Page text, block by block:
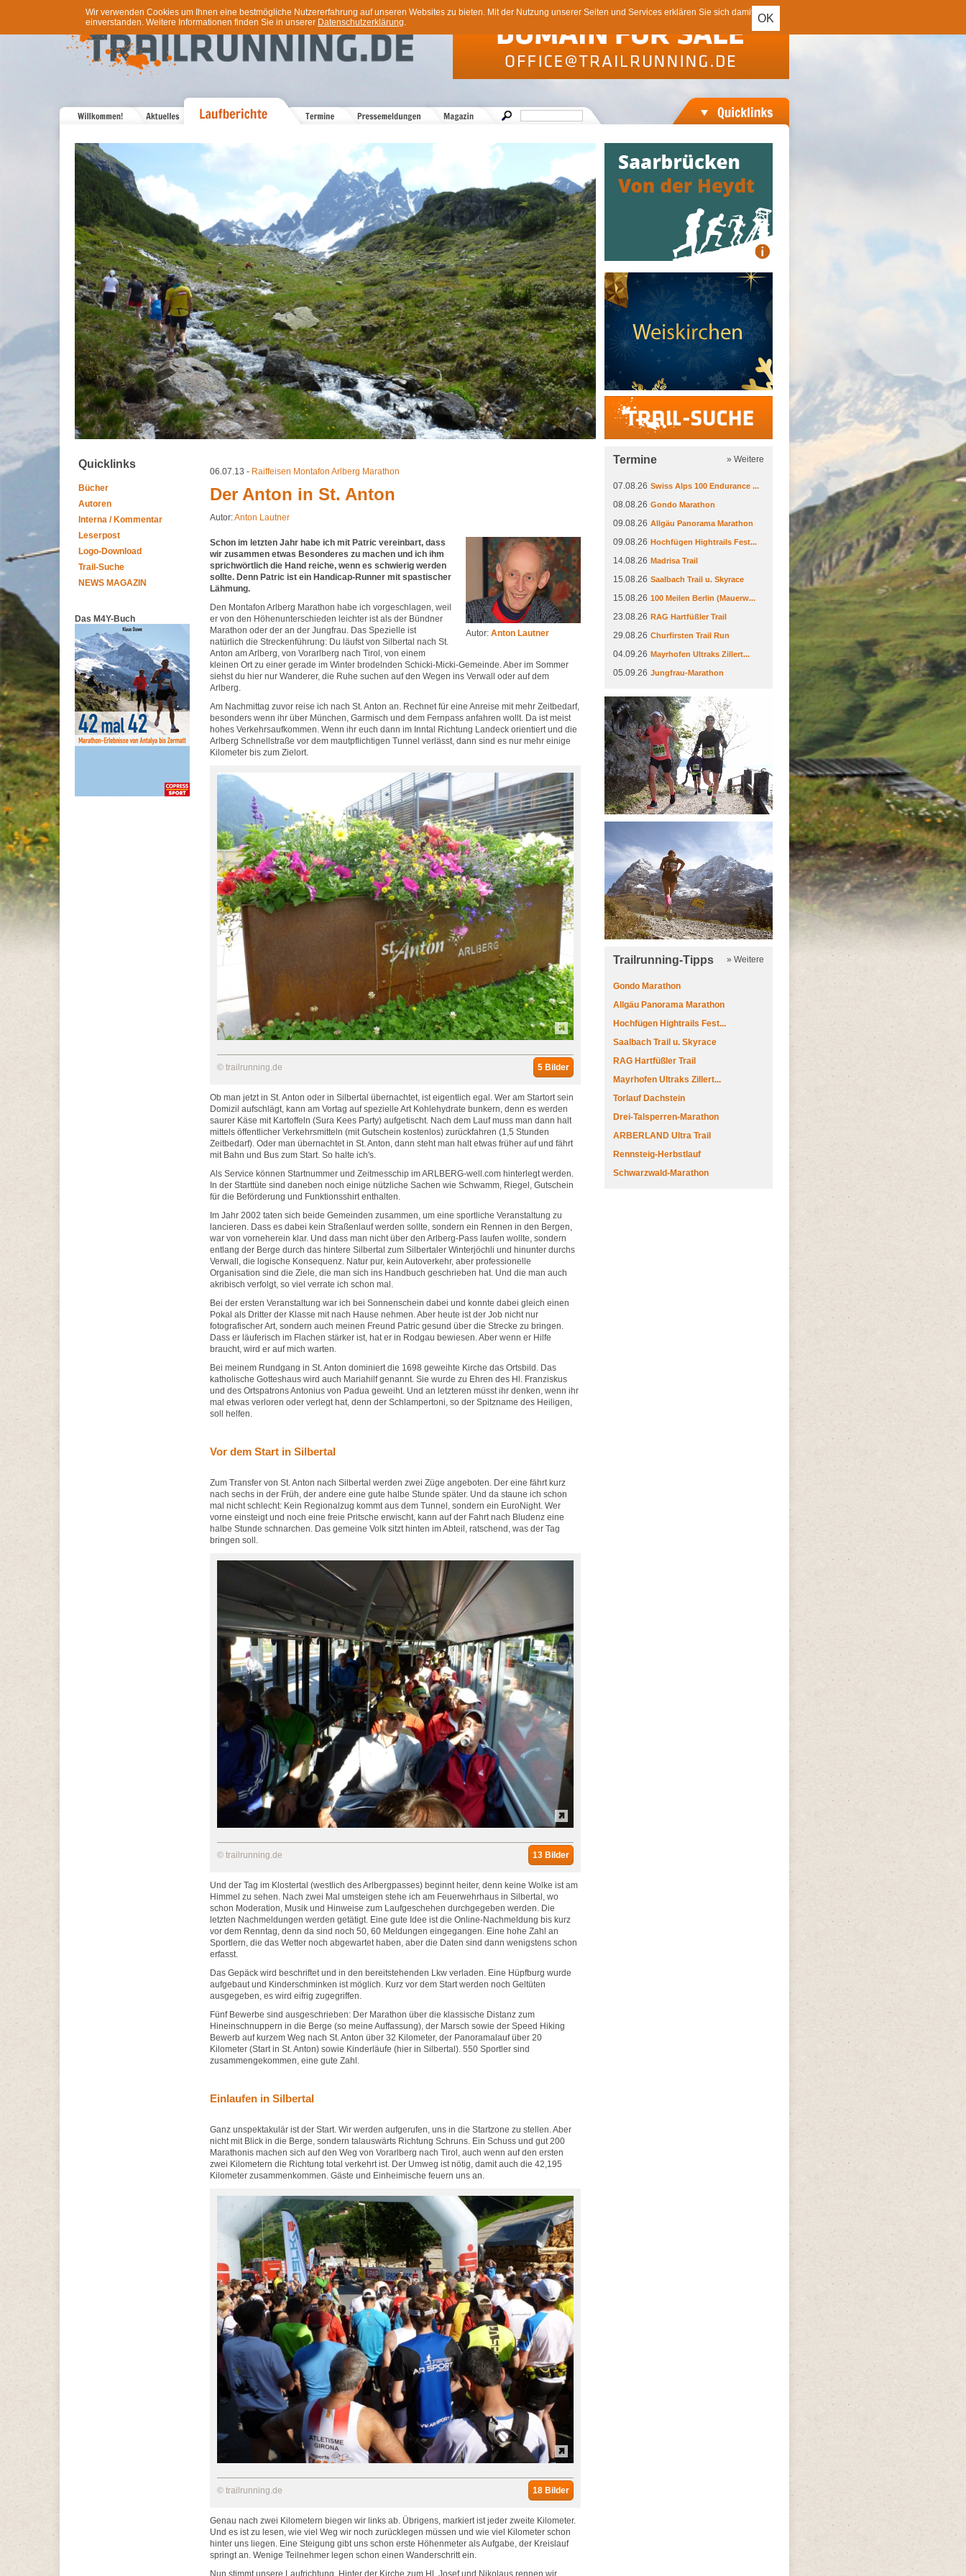
OK
Wir verwenden Cookies um Ihnen eine bestmögliche Nutzererfahrung auf unseren Websites zu bieten. Mit der Nutzung unserer Seiten und Services erklären Sie sich damit
einverstanden. Weitere Informationen finden Sie in unserer Datenschutzerklärung.
Trail-Suche
Quicklinks
Bücher
Autoren
Interna / Kommentar
Leserpost
Logo-Download
Trail-Suche
NEWS MAGAZIN
Das M4Y-Buch
06.07.13 - Raiffeisen Montafon Arlberg Marathon
Der Anton in St. Anton
Autor:Anton Lautner
Autor: Anton Lautner
Schon im letzten Jahr habe ich mit Patric vereinbart, dass
wir zusammen etwas Besonderes zu machen und ich ihm
sprichwörtlich die Hand reiche, wenn es schwierig werden
sollte. Denn Patric ist ein Handicap-Runner mit spastischer
Lähmung.
Den Montafon Arlberg Marathon habe ich vorgeschlagen, weil
er von den Höhenunterschieden leichter ist als der Bündner
Marathon oder der an der Jungfrau. Das Spezielle ist
natürlich die Streckenführung: Du läufst von Silbertal nach St.
Anton am Arlberg, von Vorarlberg nach Tirol, von einem
kleinen Ort zu einer gerade im Winter brodelnden Schicki-Micki-Gemeinde. Aber im Sommer
siehst du hier nur Wanderer, die Ruhe suchen auf den Wegen ins Verwall oder auf dem
Arlberg.
Am Nachmittag zuvor reise ich nach St. Anton an. Rechnet für eine Anreise mit mehr Zeitbedarf,
besonders wenn ihr über München, Garmisch und dem Fernpass anfahren wollt. Da ist meist
hohes Verkehrsaufkommen. Wenn ihr euch dann im Inntal Richtung Landeck orientiert und die
Arlberg Schnellstraße vor dem mautpflichtigen Tunnel verlässt, dann sind es nur mehr einige
Kilometer bis zum Zielort.
© trailrunning.de 5 Bilder
Ob man jetzt in St. Anton oder in Silbertal übernachtet, ist eigentlich egal. Wer am Startort sein
Domizil aufschlägt, kann am Vortag auf spezielle Art Kohlehydrate bunkern, denn es werden
saurer Käse mit Kartoffeln (Sura Kees Party) aufgetischt. Nach dem Lauf muss man dann halt
mittels öffentlicher Verkehrsmitteln (mit Gutschein kostenlos) zurückfahren (1,5 Stunden
Zeitbedarf). Oder man übernachtet in St. Anton, dann steht man halt etwas früher auf und fährt
mit Bahn und Bus zum Start. So halte ich's.
Als Service können Startnummer und Zeitmesschip im ARLBERG-well.com hinterlegt werden.
In der Starttüte sind daneben noch einige nützliche Sachen wie Schwamm, Riegel, Gutschein
für die Beförderung und Funktionsshirt enthalten.
Im Jahr 2002 taten sich beide Gemeinden zusammen, um eine sportliche Veranstaltung zu
lancieren. Dass es dabei kein Straßenlauf werden sollte, sondern ein Rennen in den Bergen,
war von vorneherein klar. Und dass man nicht über den Arlberg-Pass laufen wollte, sondern
entlang der Berge durch das hintere Silbertal zum Silbertaler Winterjöchli und hinunter durchs
Verwall, die logische Konsequenz. Natur pur, kein Autoverkehr, aber professionelle
Organisation sind die Ziele, die man sich ins Handbuch geschrieben hat. Und die man auch
akribisch verfolgt, so viel verrate ich schon mal.
Bei der ersten Veranstaltung war ich bei Sonnenschein dabei und konnte dabei gleich einen
Pokal als Dritter der Klasse mit nach Hause nehmen. Aber heute ist der Job nicht nur
fotografischer Art, sondern auch meinen Freund Patric gesund über die Strecke zu bringen.
Dass er läuferisch im Flachen stärker ist, hat er in Rodgau bewiesen. Aber wenn er Hilfe
braucht, wird er auf mich warten.
Bei meinem Rundgang in St. Anton dominiert die 1698 geweihte Kirche das Ortsbild. Das
katholische Gotteshaus wird auch Mariahilf genannt. Sie wurde zu Ehren des Hl. Franziskus
und des Ortspatrons Antonius von Padua geweiht. Und an letzteren müsst ihr denken, wenn ihr
mal etwas verloren oder verlegt hat, denn der Schlampertoni, so der Spitzname des Heiligen,
soll helfen.
Vor dem Start in Silbertal
Zum Transfer von St. Anton nach Silbertal werden zwei Züge angeboten. Der eine fährt kurz
nach sechs in der Früh, der andere eine gute halbe Stunde später. Und da staune ich schon
mal nicht schlecht: Kein Regionalzug kommt aus dem Tunnel, sondern ein EuroNight. Wer
vorne einsteigt und noch eine freie Pritsche erwischt, kann auf der Fahrt nach Bludenz eine
halbe Stunde schnarchen. Das gemeine Volk sitzt hinten im Abteil, ratschend, was der Tag
bringen soll.
© trailrunning.de 13 Bilder
Und der Tag im Klostertal (westlich des Arlbergpasses) beginnt heiter, denn keine Wolke ist am
Himmel zu sehen. Nach zwei Mal umsteigen stehe ich am Feuerwehrhaus in Silbertal, wo
schon Moderation, Musik und Hinweise zum Laufgeschehen durchgegeben werden. Die
letzten Nachmeldungen werden getätigt. Eine gute Idee ist die Online-Nachmeldung bis kurz
vor dem Renntag, denn da sind noch 50, 60 Meldungen eingegangen. Eine hohe Zahl an
Sportlern, die das Wetter noch abgewartet haben, aber die Daten sind dann wenigstens schon
erfasst.
Das Gepäck wird beschriftet und in den bereitstehenden Lkw verladen. Eine Hüpfburg wurde
aufgebaut und Kinderschminken ist möglich. Kurz vor dem Start werden noch Geltüten
ausgegeben, es wird eifrig zugegriffen.
Fünf Bewerbe sind ausgeschrieben: Der Marathon über die klassische Distanz zum
Hineinschnuppern in die Berge (so meine Auffassung), der Marsch sowie der Speed Hiking
Bewerb auf kurzem Weg nach St. Anton über 32 Kilometer, der Panoramalauf über 20
Kilometer (Start in St. Anton) sowie Kinderläufe (hier in Silbertal). 550 Sportler sind
zusammengekommen, eine gute Zahl.
Einlaufen in Silbertal
Ganz unspektakulär ist der Start. Wir werden aufgerufen, uns in die Startzone zu stellen. Aber
nicht mit Blick in die Berge, sondern talauswärts Richtung Schruns. Ein Schuss und gut 200
Marathonis machen sich auf den Weg von Vorarlberg nach Tirol, auch wenn auf den ersten
zwei Kilometern die Richtung total verkehrt ist. Der Umweg ist nötig, damit auch die 42,195
Kilometer zusammenkommen. Gäste und Einheimische feuern uns an.
© trailrunning.de 18 Bilder
Genau nach zwei Kilometern biegen wir links ab. Übrigens, markiert ist jeder zweite Kilometer.
Und es ist zu lesen, wie viel Weg wir noch zurücklegen müssen und wie viel Kilometer schon
hinter uns liegen. Eine Steigung gibt uns schon erste Höhenmeter als Aufgabe, der Kreislauf
springt an. Wenige Teilnehmer legen schon einen Wanderschritt ein.
Nun stimmt unsere Laufrichtung. Hinter der Kirche zum Hl. Josef und Nikolaus rennen wir
Termine » Weitere
07.08.26 Swiss Alps 100 Endurance ...
08.08.26 Gondo Marathon
09.08.26 Allgäu Panorama Marathon
09.08.26 Hochfügen Hightrails Fest...
14.08.26 Madrisa Trail
15.08.26 Saalbach Trail u. Skyrace
15.08.26 100 Meilen Berlin (Mauerw...
23.08.26 RAG Hartfüßler Trail
29.08.26 Churfirsten Trail Run
04.09.26 Mayrhofen Ultraks Zillert...
05.09.26 Jungfrau-Marathon
Trailrunning-Tipps » Weitere
Gondo Marathon
Allgäu Panorama Marathon
Hochfügen Hightrails Fest...
Saalbach Trail u. Skyrace
RAG Hartfüßler Trail
Mayrhofen Ultraks Zillert...
Torlauf Dachstein
Drei-Talsperren-Marathon
ARBERLAND Ultra Trail
Rennsteig-Herbstlauf
Schwarzwald-Marathon